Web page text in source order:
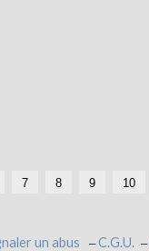
7 8 9 10
un abus C.G.U.